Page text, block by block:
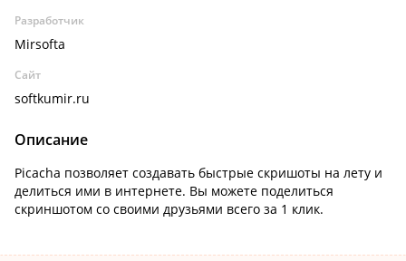
Разработчик
Mirsofta
Сайт
softkumir.ru
Описание
Picacha позволяет создавать быстрые скришоты на лету и
делиться ими в интернете. Вы можете поделиться
скриншотом со своими друзьями всего за 1 клик.